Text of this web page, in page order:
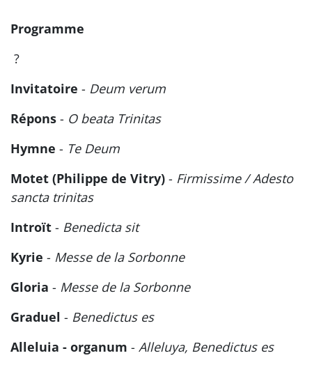
Programme
?
Invitatoire - Deum verum
Répons - O beata Trinitas
Hymne - Te Deum
Motet (Philippe de Vitry) - Firmissime / Adesto
sancta trinitas
Introït - Benedicta sit
Kyrie - Messe de la Sorbonne
Gloria - Messe de la Sorbonne
Graduel - Benedictus es
Alleluia - organum - Alleluya, Benedictus es